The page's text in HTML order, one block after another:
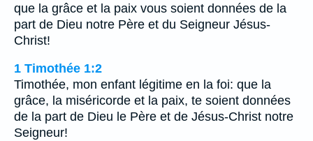
que la grâce et la paix vous soient données de la
part de Dieu notre Père et du Seigneur Jésus-
Christ!
1 Timothée 1:2
Timothée, mon enfant légitime en la foi: que la
grâce, la miséricorde et la paix, te soient données
de la part de Dieu le Père et de Jésus-Christ notre
Seigneur!